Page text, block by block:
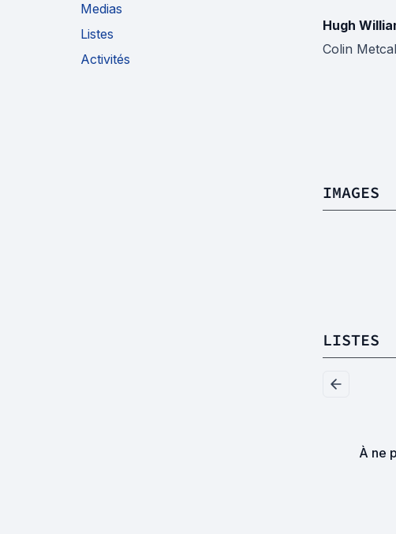
Medias
Listes
Activités
Hugh
Colin
IMAGES
LISTES
À ne